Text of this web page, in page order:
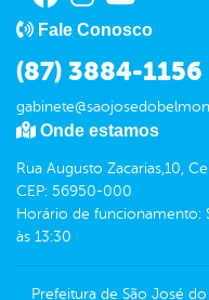
Fale Conosco
(87) 3884-1156
Onde estamos
Rua Augusto Zacarias,10,
CEP: 56950-000
Horário de funcionamento:
às 13:30
Prefeitura de São José